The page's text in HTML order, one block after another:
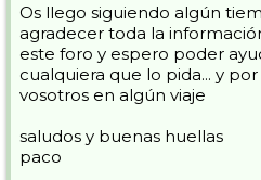
Os llego siguiendo algún
agradecer toda la
este foro y espero poder
cualquiera que lo pida... y
vosotros en algún viaje
saludos y buenas huellas
paco